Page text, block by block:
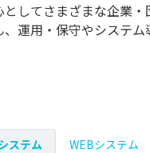
してさまざまな企業
運用・保守やシステ
ステム WEBシステム